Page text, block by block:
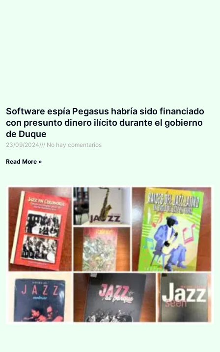
Software espía Pegasus habría sido financiado
con presunto dinero ilícito durante el gobierno
de Duque
23/09/2024 No hay comentarios
Read More »